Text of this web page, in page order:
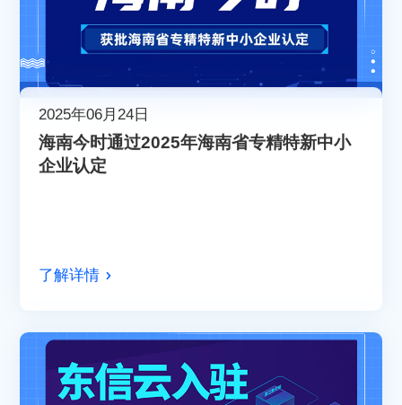
2025年06月24日
海南今时通过2025年海南省专精特新中小
企业认定
了解详情